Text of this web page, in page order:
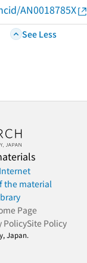
AN0018785X
See Less
the material
Page
PolicySite Policy
Japan.